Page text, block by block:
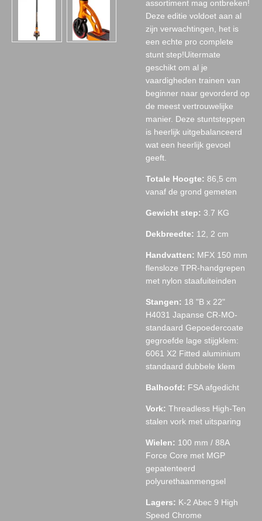
assortiment mag ontbreken!
Deze editie voldoet aan al
zijn verwachtingen, het is
een echte pro complete
stunt step!Uitermate
geschikt om al je
vaardigheden trainen van
beginner naar gevorderd op
de meest vertrouwelijke
manier. Deze stuntsteppen
is heerlijk uitgebalanceerd
wat een heerlijk gevoel
geeft.
Totale Hoogte: 86,5 cm
vanaf de grond gemeten
Gewicht step: 3.7 KG
Dekbreedte: 12, 2 cm
Handvatten: MFX 150 mm
flensloze TPR-handgrepen
met nylon staafuiteinden
Stangen: 18 "B x 22"
H4031 Japanse CR-MO-
standaard Gepoedercoate
gegroefde lage stijgklem:
6061 X2 Fitted aluminium
standaard dubbele klem
Balhoofd: FSA afgedicht
Vork: Threadless High-Ten
stalen vork met uitsparing
Wielen: 100 mm / 88A
Force Core met MGP
gepatenteerd
polyurethaanmengsel
Lagers: K-2 Abec 9 High
Speed ​​Chrome